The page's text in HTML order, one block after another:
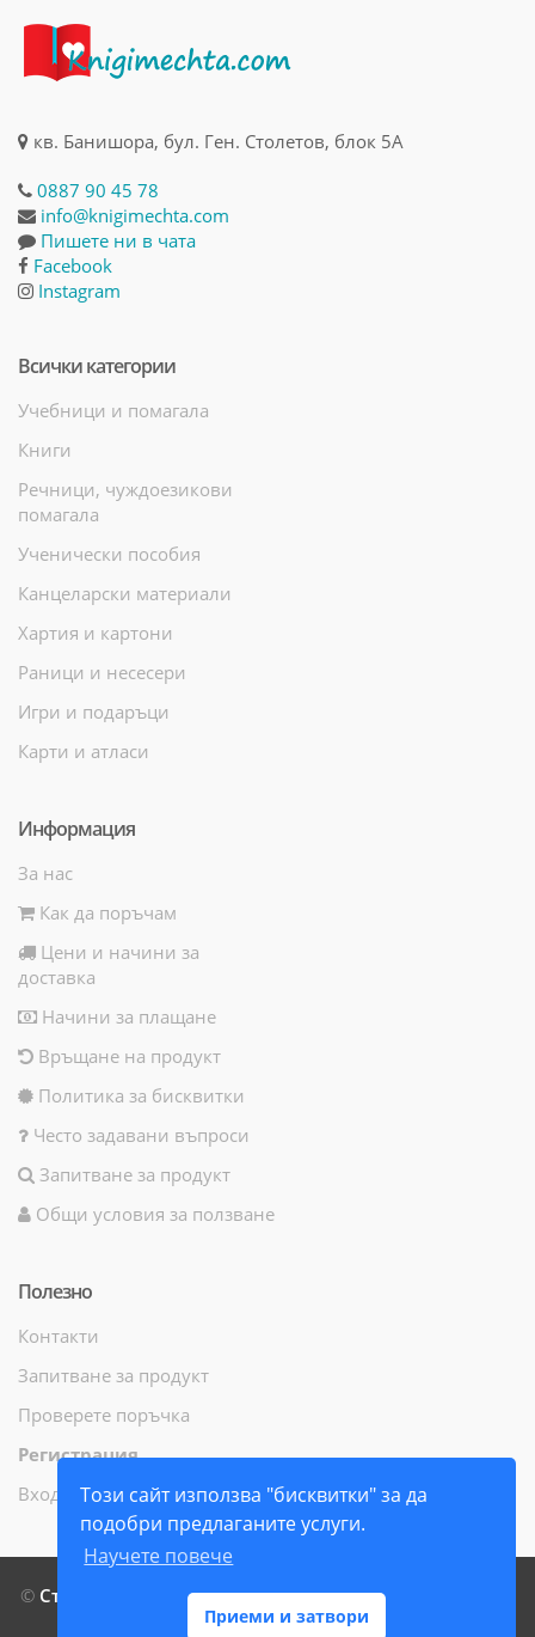
Този сайт използва "бисквитки" за да
подобри предлаганите услуги.
Научете повече
Приеми и затвори
кв. Банишора, бул. Ген. Столетов, блок 5А
0887 90 45 78
info@knigimechta.com
Пишете ни в чата
Facebook
Instagram
Всички категории
Учебници и помагала
Книги
Речници, чуждоезикови
помагала
Ученически пособия
Канцеларски материали
Хартия и картони
Раници и несесери
Игри и подаръци
Карти и атласи
Информация
За нас
Как да поръчам
Цени и начини за
доставка
Начини за плащане
Връщане на продукт
Политика за бисквитки
Често задавани въпроси
Запитване за продукт
Общи условия за ползване
Полезно
Контакти
Запитване за продукт
Проверете поръчка
Регистрация
Вход
© СтамилиБук ЕООД- Всички права запазени - 2014 г. -
2026 г.